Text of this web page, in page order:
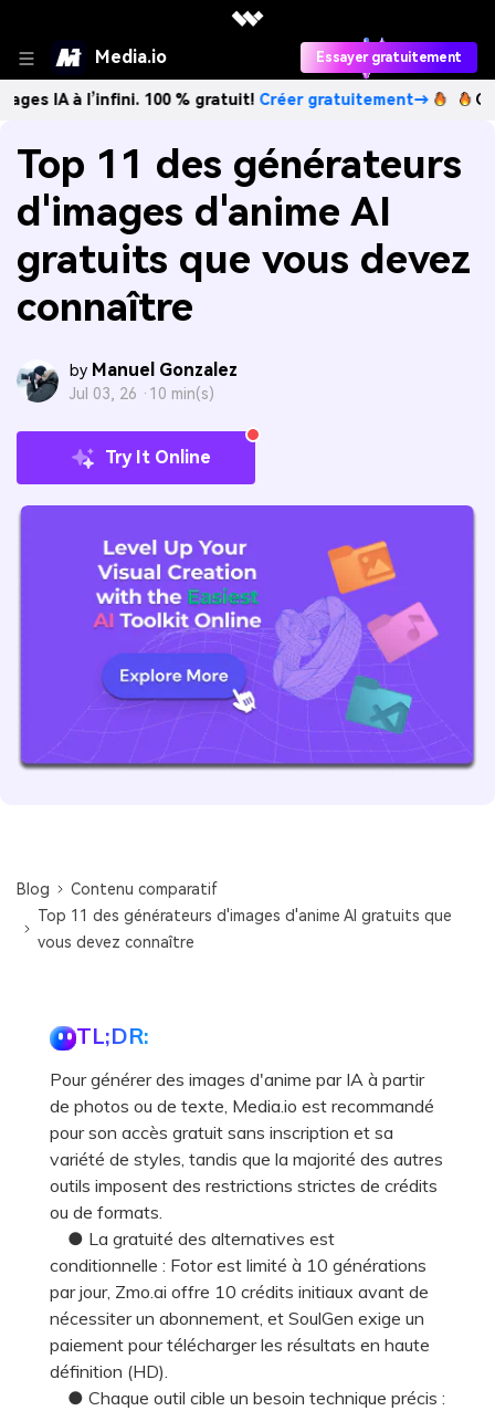
Media.io Essayer gratuitement
l’infini. 100 % gratuit!Créer gratuitement→ Créez des
Top 11 des générateurs
d'images d'anime AI
gratuits que vous devez
connaître
by Manuel Gonzalez
Jul 03, 26 · 10 min(s)
Try It Online
Blog
Contenu comparatif
Top 11 des générateurs d'images d'anime AI gratuits que
vous devez connaître
TL;DR:
Pour générer des images d'anime par IA à partir
de photos ou de texte, Media.io est recommandé
pour son accès gratuit sans inscription et sa
variété de styles, tandis que la majorité des autres
outils imposent des restrictions strictes de crédits
ou de formats.
● La gratuité des alternatives est
conditionnelle : Fotor est limité à 10 générations
par jour, Zmo.ai offre 10 crédits initiaux avant de
nécessiter un abonnement, et SoulGen exige un
paiement pour télécharger les résultats en haute
définition (HD).
● Chaque outil cible un besoin technique précis :